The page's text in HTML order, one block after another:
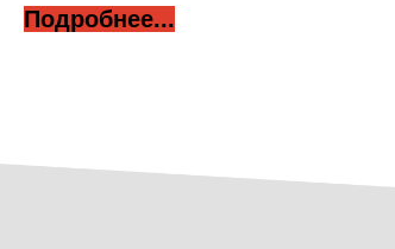
Подробнее...